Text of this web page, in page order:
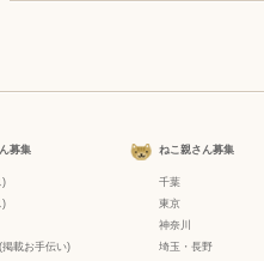
募集
)
)
掲載お手伝い)
ねこ親さん募集
千葉
東京
神奈川
埼玉・長野